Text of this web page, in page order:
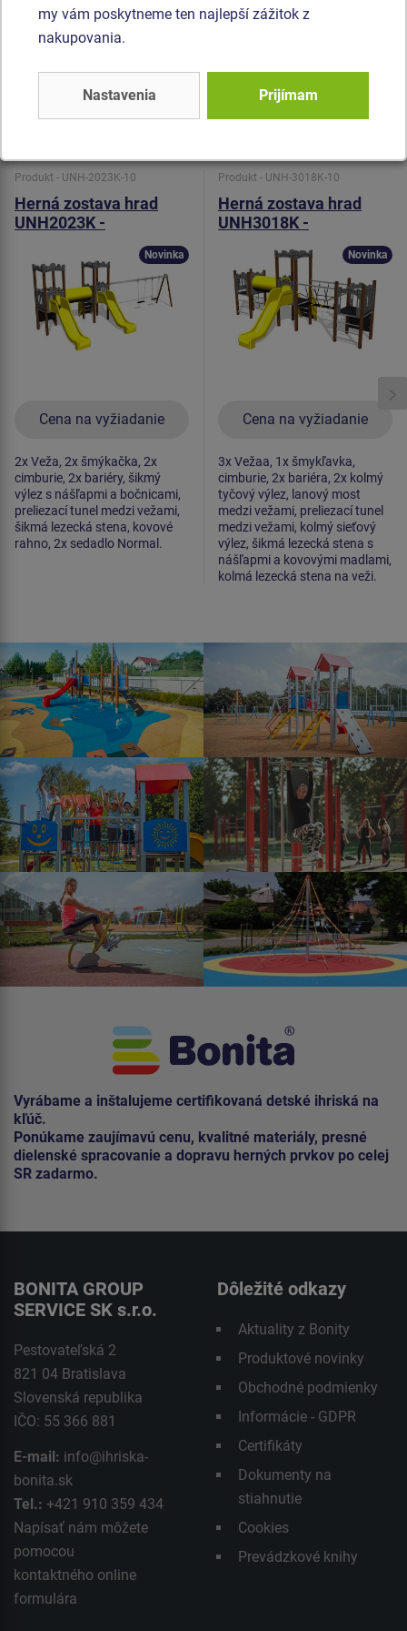
zafarbený polyetylén, ktorý sa vyznačuje vysokou farebnou
stálosťou a odolnosťou proti UV žiareniu). Všetok
spojovací materiál je pozinkovaný alebo nerezový.
Produkt - UNH-2023K-10
Herná zostava hrad
UNH2023K -
Cena na vyžiadanie
Novinka
2x Veža, 2x šmýkačka, 2x
cimburie, 2x bariéry, šikmý
výlez s nášľapmi a bočnicami,
preliezací tunel medzi vežami,
šikmá lezecká stena, kovové
rahno, 2x sedadlo Normal.
Produkt - UNH-3018K-10
Herná zostava hrad
UNH3018K -
Cena na vyžiadanie
Novinka
3x Vežaa, 1x šmykľavka,
cimburie, 2x bariéra, 2x kolmý
tyčový výlez, lanový most
medzi vežami, preliezací tunel
medzi vežami, kolmý sieťový
výlez, šikmá lezecká stena s
nášľapmi a kovovými madlami,
kolmá lezecká stena na veži.
Vyrábame a inštalujeme certifikovaná detské ihriská na
kľúč.
Ponúkame zaujímavú cenu, kvalitné materiály, presné
dielenské spracovanie a dopravu herných prvkov po celej
SR zadarmo.
BONITA GROUP
SERVICE SK s.r.o.
Pestovateľská 2
821 04 Bratislava
Slovenská republika
IČO: 55 366 881
E-mail: info@ihriska-
bonita.sk
Tel.: +421 910 359 434
Napísať nám môžete
pomocou
kontaktného online
formulára
Dôležité odkazy
Aktuality z Bonity
Produktové novinky
Obchodné podmienky
Informácie - GDPR
Certifikáty
Dokumenty na
stiahnutie
Cookies
Prevádzkové knihy
my vám poskytneme ten najlepší zážitok z
nakupovania.
Nastavenia Prijímam